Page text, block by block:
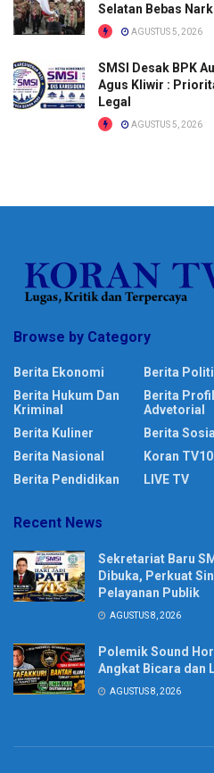
Selatan Bebas
AGUSTUS 5, 2026
SMSI Desak BPK
Agus Kliwir :
Legal
AGUSTUS 5, 2026
Browse by Category
Berita Ekonomi
Berita Hukum Dan
Kriminal
Berita Kuliner
Berita Nasional
Berita Pendidikan
Berita
Berita
Advetorial
Berita Sosial
Koran TV10
LIVE TV
Recent News
Sekretariat Baru
Dibuka, Perkuat
Pelayanan Publik
AGUSTUS 8, 2026
Polemik Sound
Angkat Bicara dan
AGUSTUS 8, 2026